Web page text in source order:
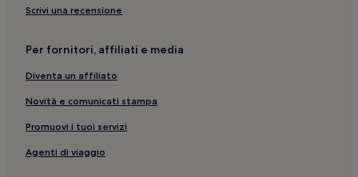
Canossa: hotel nelle vicinanze
Museo del Tricolore: hotel nelle vicinanze
Massenzatico: hotel
Reggio Emilia: B&B
Codemondo: hotel
Stazione di Reggio Emilia AV Mediopadana: hotel nelle
Scrivi una recensione
Per fornitori, affiliati e media
Diventa un affiliato
Novità e comunicati stampa
Promuovi i tuoi servizi
Agenti di viaggio